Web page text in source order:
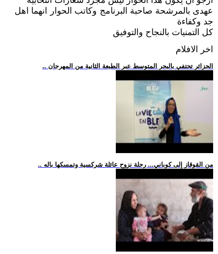
عهدى بالمرشحة صاحبة البرنامج وكاتب الحوار انهما اهل
جد وكفاءة
كل التمنيات بالنجاح والتوفيق
اخر الافلام
.. الجزائر تحتفي بالبحر المتوسط عبر الطبعة الثانية من المهرجان
.. من القوقاز إلى كوباني... رحلة نزوح عائلة شركسية وتمسكها باله